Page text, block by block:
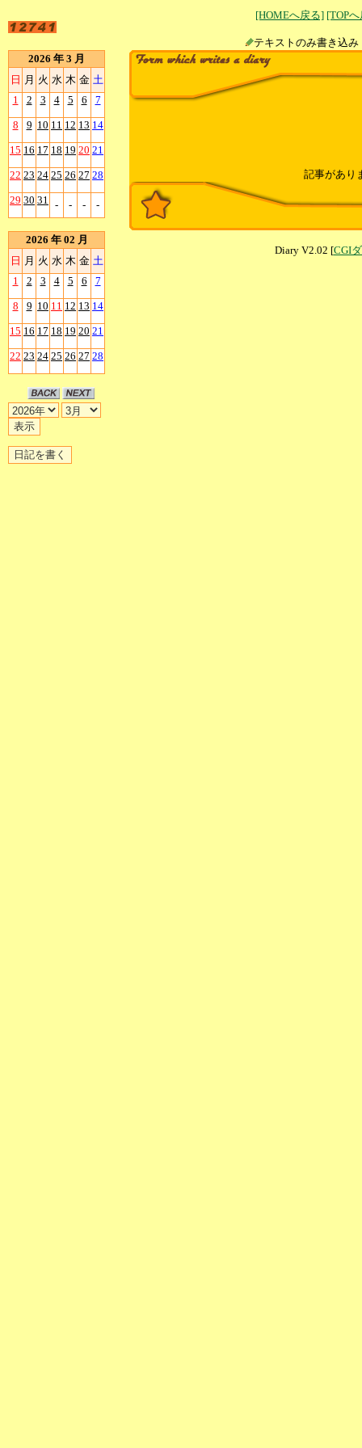
[HOMEへ戻る] [TOP
テキストのみ書
2026 年 3 月
日 月 火 水 木 金 土
1
2 3 4 5 6 7
8 9 10 11 12 13 14
15 16 17 18 19 20 21
22 23 24 25 26 27 28
29 30 31 - - - -
2026 年 02 月
日 月 火 水 木 金 土
1
2 3 4 5 6 7
8 9 10 11 12 13 14
15 16 17 18 19 20 21
22 23 24 25 26 27 28
記事があり
Diary V2.02 [CGI